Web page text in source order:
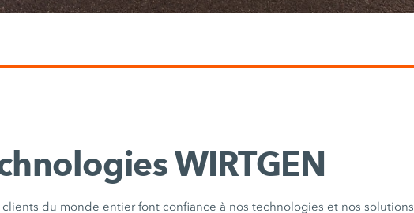
WIRTGEN
du monde entier font confiance à nos technologies et nos solutions